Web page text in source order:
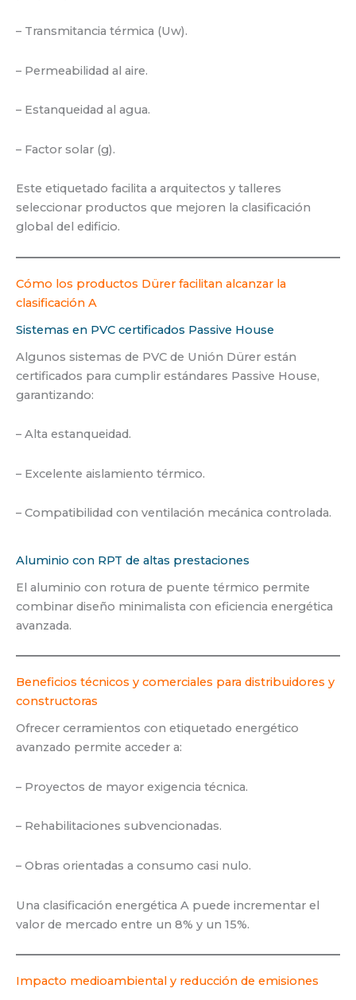
– Transmitancia térmica (Uw).
– Permeabilidad al aire.
– Estanqueidad al agua.
– Factor solar (g).
Este etiquetado facilita a arquitectos y talleres
seleccionar productos que mejoren la clasificación
global del edificio.
Cómo los productos Dürer facilitan alcanzar la
clasificación A
Sistemas en PVC certificados Passive House
Algunos sistemas de PVC de Unión Dürer están
certificados para cumplir estándares Passive House,
garantizando:
– Alta estanqueidad.
– Excelente aislamiento térmico.
– Compatibilidad con ventilación mecánica controlada.
Aluminio con RPT de altas prestaciones
El aluminio con rotura de puente térmico permite
combinar diseño minimalista con eficiencia energética
avanzada.
Beneficios técnicos y comerciales para distribuidores y
constructoras
Ofrecer cerramientos con etiquetado energético
avanzado permite acceder a:
– Proyectos de mayor exigencia técnica.
– Rehabilitaciones subvencionadas.
– Obras orientadas a consumo casi nulo.
Una clasificación energética A puede incrementar el
valor de mercado entre un 8% y un 15%.
Impacto medioambiental y reducción de emisiones